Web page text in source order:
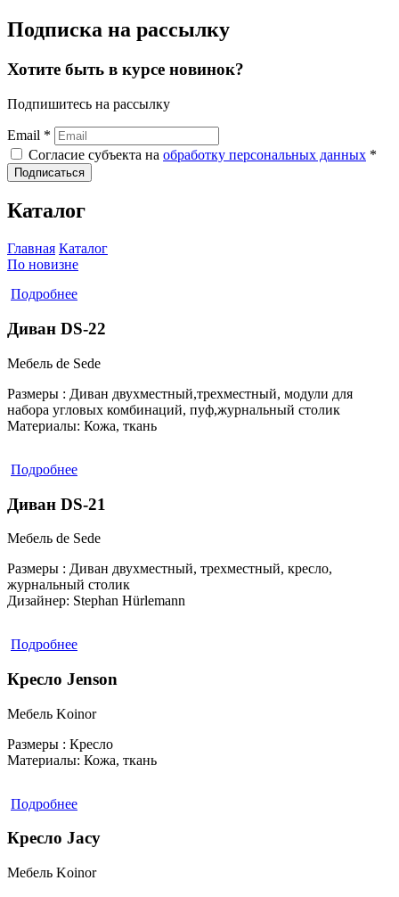
Подписка на рассылку
Хотите быть в курсе новинок?
Подпишитесь на рассылку
Email *
Согласие субъекта на обработку персональных данных *
Подписаться
Каталог
Главная Каталог
По новизне
Подробнее
Диван DS-22
Мебель de Sede
Размеры : Диван двухместный,трехместный, модули для
набора угловых комбинаций, пуф,журнальный столик
Материалы: Кожа, ткань
Подробнее
Диван DS-21
Мебель de Sede
Размеры : Диван двухместный, трехместный, кресло,
журнальный столик
Дизайнер: Stephan Hürlemann
Подробнее
Кресло Jenson
Мебель Koinor
Размеры : Кресло
Материалы: Кожа, ткань
Подробнее
Кресло Jacy
Мебель Koinor